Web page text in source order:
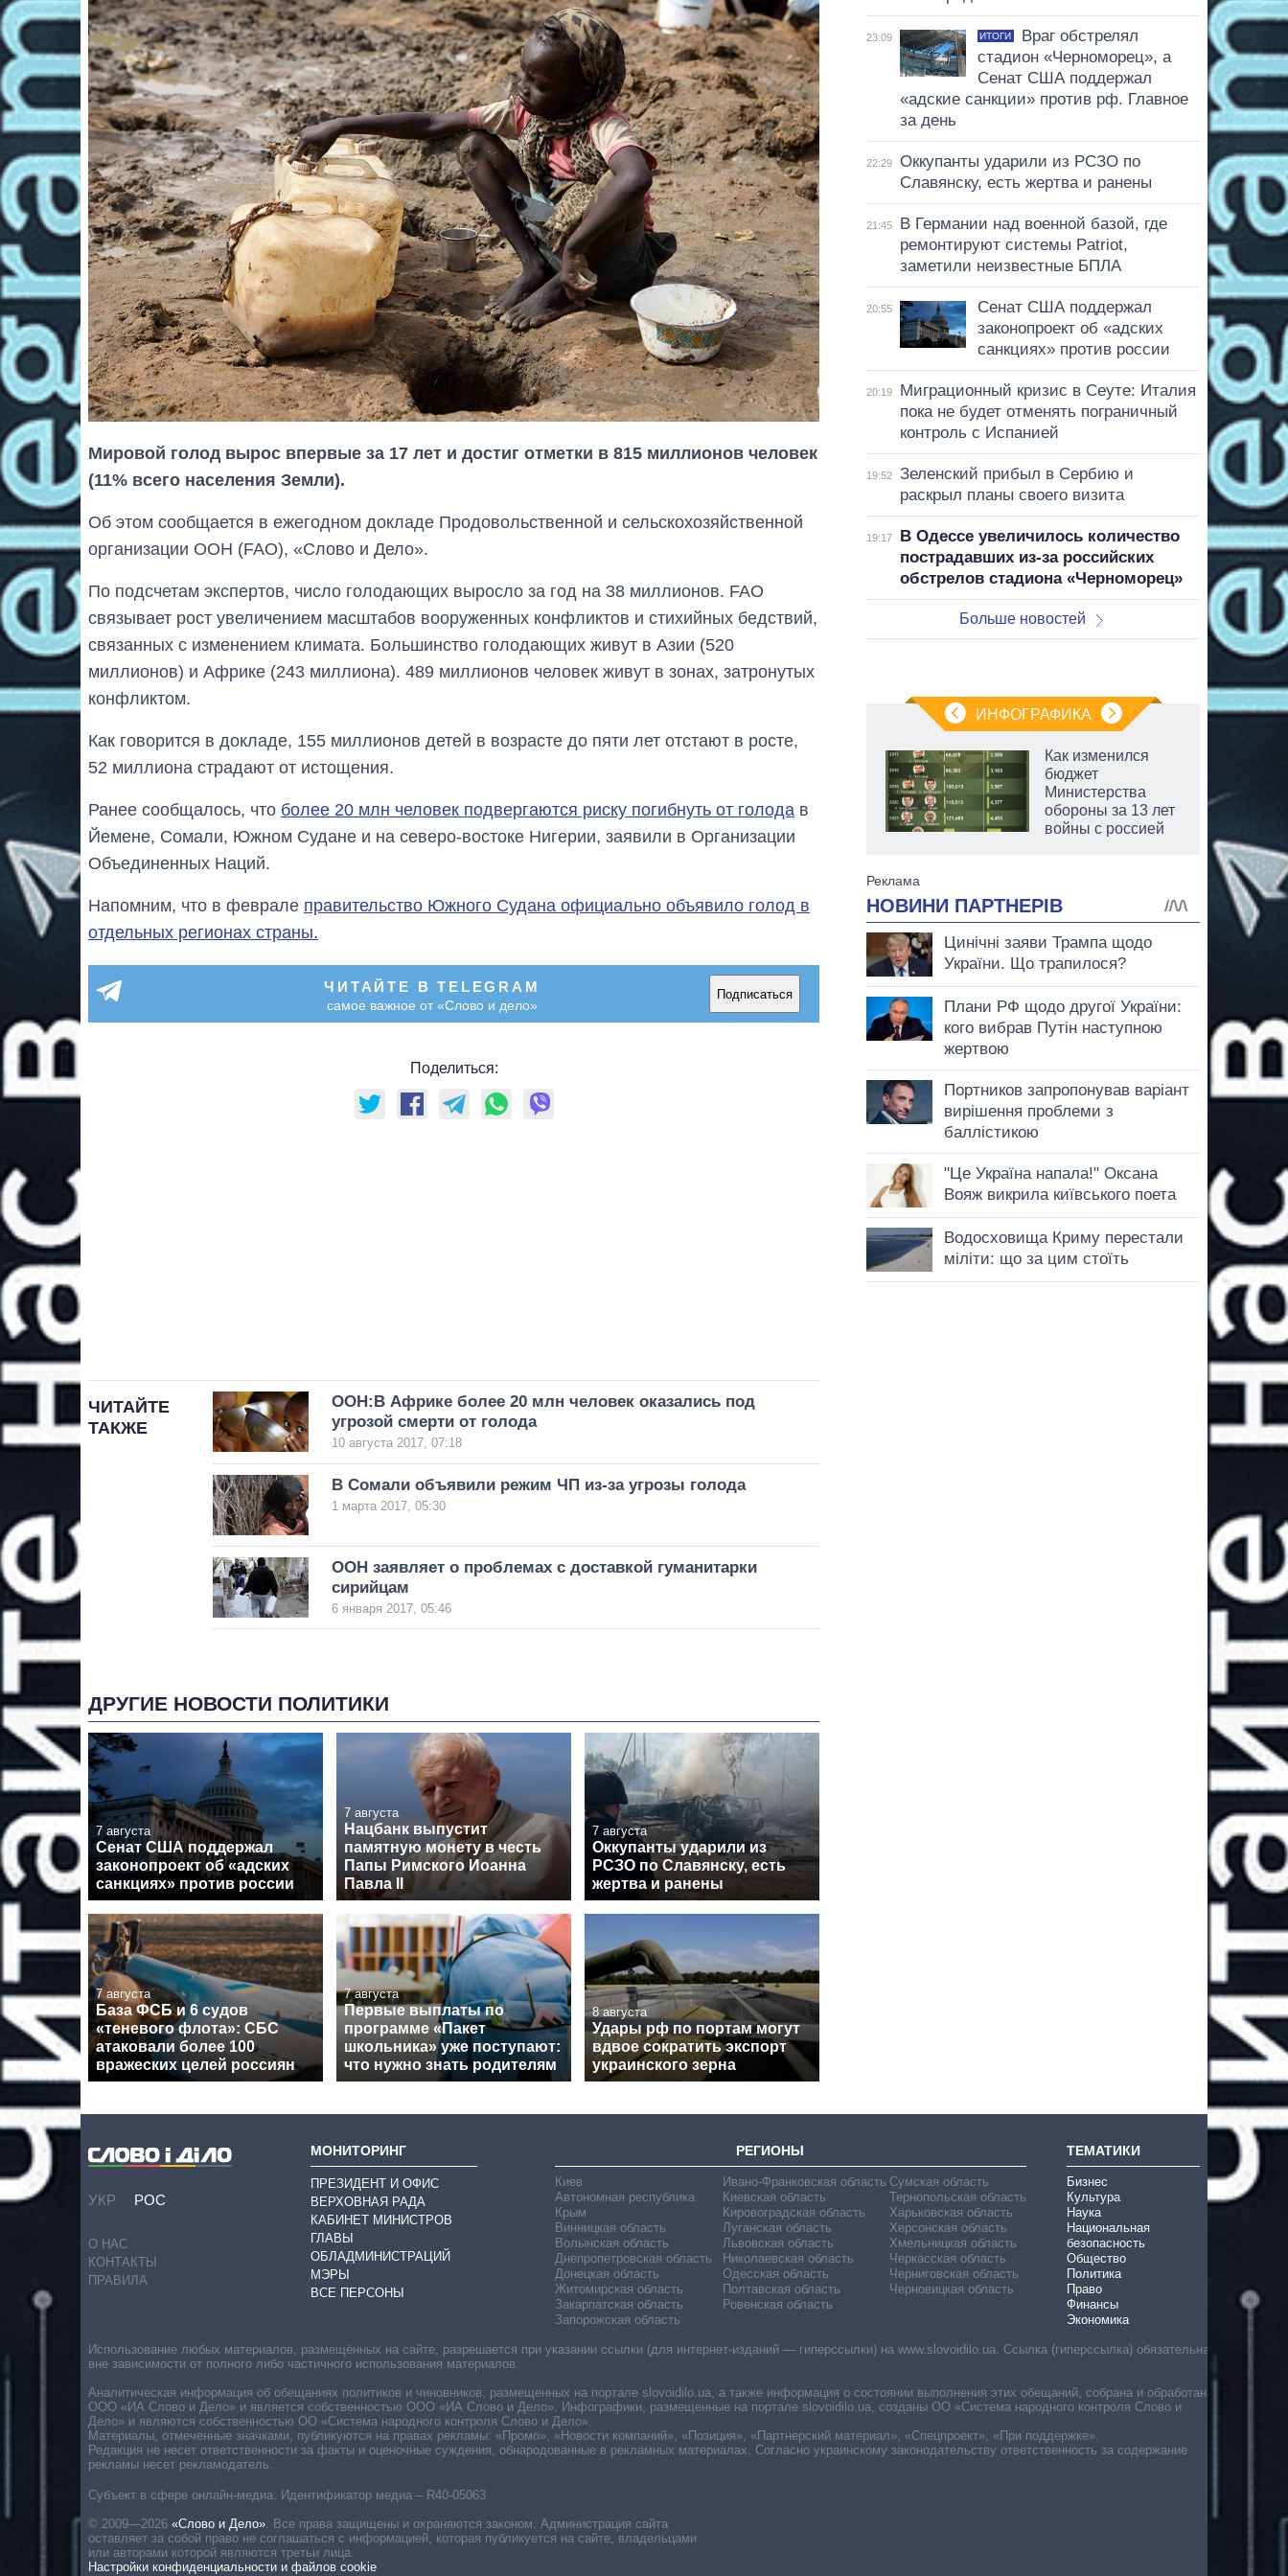
Мировой голод вырос впервые за 17 лет и достиг отметки в 815 миллионов человек
(11% всего населения Земли).
Об этом сообщается в ежегодном докладе Продовольственной и сельскохозяйственной
организации ООН (FAO), «Слово и Дело».
По подсчетам экспертов, число голодающих выросло за год на 38 миллионов. FAO
связывает рост увеличением масштабов вооруженных конфликтов и стихийных бедствий,
связанных с изменением климата. Большинство голодающих живут в Азии (520
миллионов) и Африке (243 миллиона). 489 миллионов человек живут в зонах, затронутых
конфликтом.
Как говорится в докладе, 155 миллионов детей в возрасте до пяти лет отстают в росте,
52 миллиона страдают от истощения.
Ранее сообщалось, что более 20 млн человек подвергаются риску погибнуть от голода в
Йемене, Сомали, Южном Судане и на северо-востоке Нигерии, заявили в Организации
Объединенных Наций.
Напомним, что в феврале правительство Южного Судана официально объявило голод в
отдельных регионах страны.
ЧИТАЙТЕ В TELEGRAM
самое важное от «Слово и дело»
Подписаться
Поделиться:
ЧИТАЙТЕ
ТАКЖЕ
ООН:В Африке более 20 млн человек оказались под
угрозой смерти от голода
10 августа 2017, 07:18
В Сомали объявили режим ЧП из-за угрозы голода
1 марта 2017, 05:30
ООН заявляет о проблемах с доставкой гуманитарки
сирийцам
6 января 2017, 05:46
ДРУГИЕ НОВОСТИ ПОЛИТИКИ
7 августа
Сенат США поддержал
законопроект об «адских
санкциях» против россии
7 августа
Нацбанк выпустит
памятную монету в честь
Папы Римского Иоанна
Павла II
7 августа
Оккупанты ударили из
РСЗО по Славянску, есть
жертва и ранены
7 августа
База ФСБ и 6 судов
«теневого флота»: СБС
атаковали более 100
вражеских целей россиян
7 августа
Первые выплаты по
программе «Пакет
школьника» уже поступают:
что нужно знать родителям
8 августа
Удары рф по портам могут
вдвое сократить экспорт
украинского зерна
23:09 ИТОГИ
Враг обстрелял
стадион «Черноморец», а
Сенат США поддержал
«адские санкции» против рф. Главное
за день
22:29
Оккупанты ударили из РСЗО по
Славянску, есть жертва и ранены
21:45
В Германии над военной базой, где
ремонтируют системы Patriot,
заметили неизвестные БПЛА
20:55
Сенат США поддержал
законопроект об «адских
санкциях» против россии
20:19
Миграционный кризис в Сеуте: Италия
пока не будет отменять пограничный
контроль с Испанией
19:52
Зеленский прибыл в Сербию и
раскрыл планы своего визита
19:17
В Одессе увеличилось количество
пострадавших из-за российских
обстрелов стадиона «Черноморец»
Больше новостей
ИНФОГРАФИКА
От 1 месяца – до 5
должность
Как изменился
бюджет
Министерства
обороны за 13 лет
войны с россией
УКР РОС
О НАС
КОНТАКТЫ
ПРАВИЛА
МОНИТОРИНГ
ПРЕЗИДЕНТ И ОФИС
ВЕРХОВНАЯ РАДА
КАБИНЕТ МИНИСТРОВ
ГЛАВЫ
ОБЛАДМИНИСТРАЦИЙ
МЭРЫ
ВСЕ ПЕРСОНЫ
РЕГИОНЫ
Киев
Автономная республика
Крым
Винницкая область
Волынская область
Днепропетровская область
Донецкая область
Житомирская область
Закарпатская область
Запорожская область
Ивано-Франковская область
Киевская область
Кировоградская область
Луганская область
Львовская область
Николаевская область
Одесская область
Полтавская область
Ровенская область
Сумская область
Тернопольская область
Харьковская область
Херсонская область
Хмельницкая область
Черкасская область
Черниговская область
Черновицкая область
ТЕМАТИКИ
Бизнес
Культура
Наука
Национальная
безопасность
Общество
Политика
Право
Финансы
Экономика
Субъект в сфере онлайн-медиа. Идентификатор медиа – R40-05063
© 2009—2026 «Слово и Дело» Все права защищены и охраняются законом. Администрация сайта
оставляет за собой право не соглашаться с информацией, которая публикуется на сайте, владельцами
или авторами которой являются третьи лица.
Настройки конфиденциальности и файлов cookie
Использование любых материалов, размещённых на сайте, разрешается при указании ссылки (для интернет-изданий — гиперссылки) на www.slovoidilo.ua. Ссылка (гиперссылка) обязательна
вне зависимости от полного либо частичного использования материалов.
Аналитическая информация об обещаниях политиков и чиновников, размещенных на портале slovoidilo.ua, а также информация о состоянии выполнения этих обещаний, собрана и обработана
ООО «ИА Слово и Дело» и является собственностью ООО «ИА Слово и Дело». Инфографики, размещенные на портале slovoidilo.ua, созданы ОО «Система народного контроля Слово и
Дело» и являются собственностью ОО «Система народного контроля Слово и Дело».
Материалы, отмеченные значками, публикуются на правах рекламы: «Промо», «Новости компаний», «Позиция», «Партнерский материал», «Спецпроект», «При поддержке».
Редакция не несет ответственности за факты и оценочные суждения, обнародованные в рекламных материалах. Согласно украинскому законодательству ответственность за содержание
рекламы несет рекламодатель.